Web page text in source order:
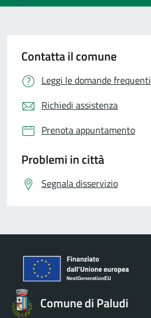
Contatta il comune
Leggi le domande frequenti
Richiedi assistenza
Prenota appuntamento
Problemi in città
Segnala disservizio
Comune di Paludi